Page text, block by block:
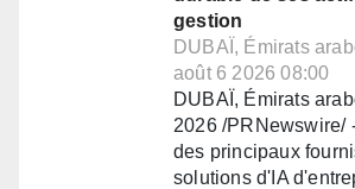
gestion
DUBAÏ, Émirats
août 6 2026 08:00
DUBAÏ, Émirats
2026 /PRNewswire/
des principaux
solutions d'IA